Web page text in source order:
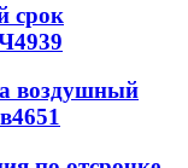
срок
4939
воздушный
4651